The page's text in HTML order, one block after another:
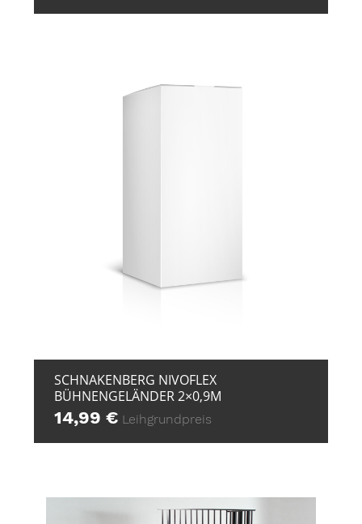
SCHNAKENBERG NIVOFLEX
BÜHNENGELÄNDER 2×0,9M
14,99€ Leihgrundpreis